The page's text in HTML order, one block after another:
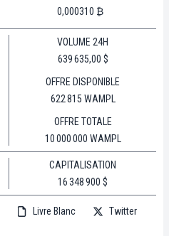
0,000310 ₿
VOLUME 24H
639 635,00 $
OFFRE DISPONIBLE
622 815 WAMPL
OFFRE TOTALE
10 000 000 WAMPL
CAPITALISATION
16 348 900 $
Livre Blanc Twitter